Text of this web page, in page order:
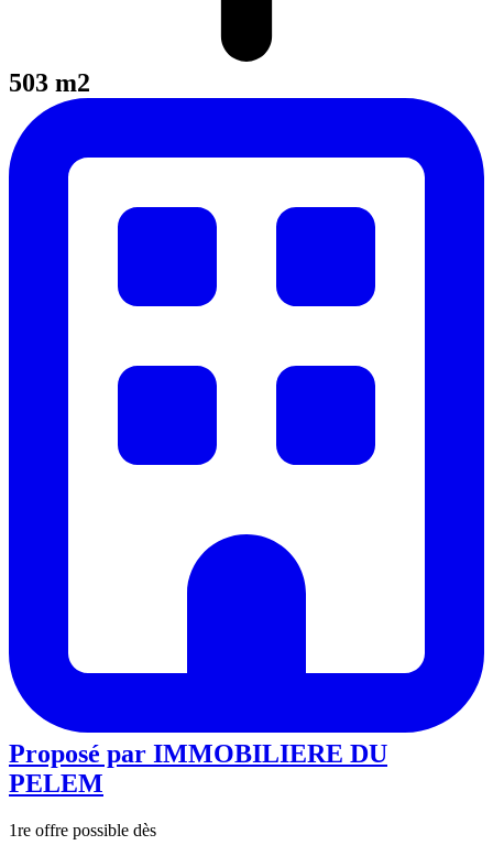
503 m2
Proposé par IMMOBILIERE DU
PELEM
1re offre possible dès